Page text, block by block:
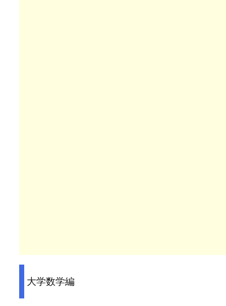
大学数学編